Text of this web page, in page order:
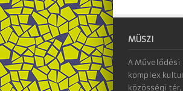
MÜSZI
A Művelődési
komplex
közösségi